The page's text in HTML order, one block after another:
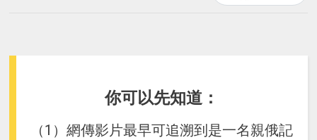
你可以先知道：
（1）網傳影片最早可追溯到是一名親俄記